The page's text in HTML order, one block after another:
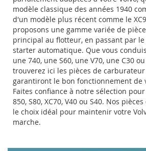
modèle classique des années 1940
d'un modèle plus récent comme le
proposons une gamme variée de
principal au flotteur, en passant par
starter automatique. Que vous
une 740, une S60, une V70, une C30
trouverez ici les pièces de
garantiront le bon fonctionnement de
Faites confiance à notre sélection pour
850, S80, XC70, V40 ou S40. Nos
le choix idéal pour maintenir votre
marche.